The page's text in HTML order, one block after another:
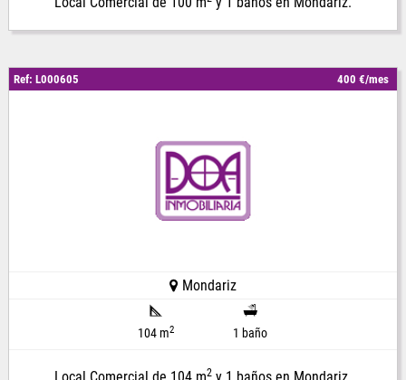
Ref: L000605 400 €/mes
Mondariz
104 m2 1 baño
2